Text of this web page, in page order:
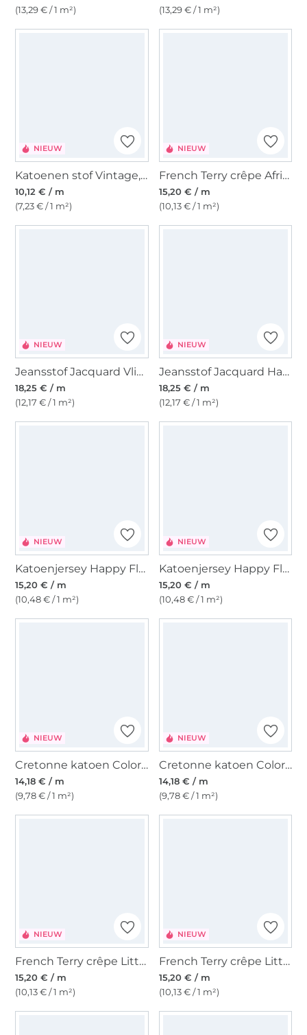
(13,29 € / 1 m²)
(13,29 € / 1 m²)
NIEUW
Katoenen stof Vintage, blauwpaars
10,12 € / m
(7,23 € / 1 m²)
NIEUW
French Terry crêpe African Animals, gebroken wit
15,20 € / m
(10,13 € / 1 m²)
NIEUW
Jeansstof Jacquard Vlinders, donkerblauw
18,25 € / m
(12,17 € / 1 m²)
NIEUW
Jeansstof Jacquard Harten, helderblauw
18,25 € / m
(12,17 € / 1 m²)
NIEUW
Katoenjersey Happy Flowers, groen
15,20 € / m
(10,48 € / 1 m²)
NIEUW
Katoenjersey Happy Flowers, lichtfuchsia
15,20 € / m
(10,48 € / 1 m²)
NIEUW
Cretonne katoen Color Stripes, roze/lichtbruin
14,18 € / m
(9,78 € / 1 m²)
NIEUW
Cretonne katoen Color Stripes, blauwpaars/terracotta
14,18 € / m
(9,78 € / 1 m²)
NIEUW
French Terry crêpe Little Lion, gebroken wit
15,20 € / m
(10,13 € / 1 m²)
NIEUW
French Terry crêpe Little Deer, gebroken wit
15,20 € / m
(10,13 € / 1 m²)